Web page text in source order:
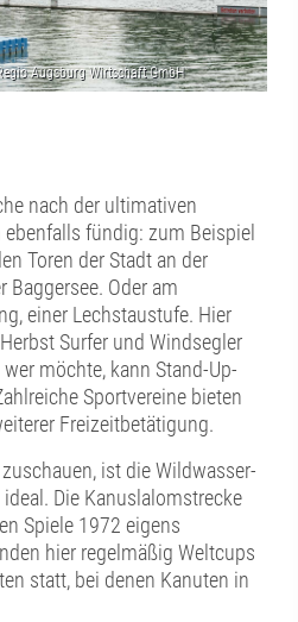
nach der ultimativen
fündig: zum Beispiel
Toren der Stadt an der
Baggersee. Oder am
einer Lechstaustufe. Hier
Surfer und Windsegler
möchte, kann Stand-Up-
Sportvereine bieten
Freizeitbetätigung.
ist die Wildwasser-
Die Kanuslalomstrecke
Spiele 1972 eigens
hier regelmäßig Weltcups
statt, bei denen Kanuten in